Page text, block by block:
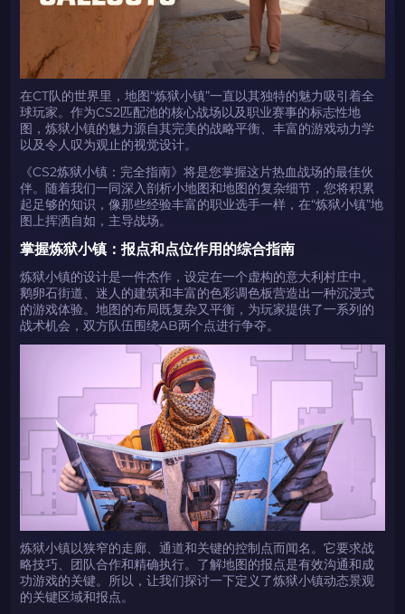
在CT队的世界里，地图“炼狱小镇”一直以其独特的魅力吸引着全
球玩家。作为CS2匹配池的核心战场以及职业赛事的标志性地
图，炼狱小镇的魅力源自其完美的战略平衡、丰富的游戏动力学
以及令人叹为观止的视觉设计。
《CS2炼狱小镇：完全指南》将是您掌握这片热血战场的最佳伙
伴。随着我们一同深入剖析小地图和地图的复杂细节，您将积累
起足够的知识，像那些经验丰富的职业选手一样，在“炼狱小镇”地
图上挥洒自如，主导战场。
掌握炼狱小镇：报点和点位作用的综合指南
炼狱小镇的设计是一件杰作，设定在一个虚构的意大利村庄中。
鹅卵石街道、迷人的建筑和丰富的色彩调色板营造出一种沉浸式
的游戏体验。地图的布局既复杂又平衡，为玩家提供了一系列的
战术机会，双方队伍围绕AB两个点进行争夺。
炼狱小镇以狭窄的走廊、通道和关键的控制点而闻名。它要求战
略技巧、团队合作和精确执行。了解地图的报点是有效沟通和成
功游戏的关键。所以，让我们探讨一下定义了炼狱小镇动态景观
的关键区域和报点。